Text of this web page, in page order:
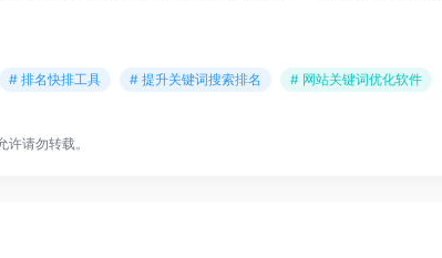
# 排名快排工具 # 提升关键词搜索排名 # 网站关键词优化软件
请勿转载。